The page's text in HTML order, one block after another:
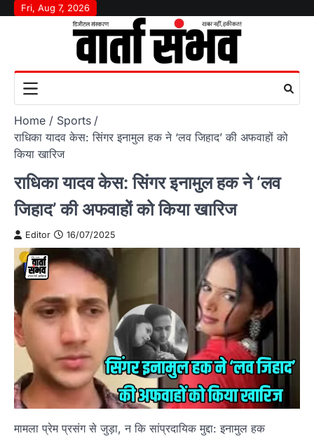
SkipFri, Aug 7, 2026
Home
Sports
राधिका यादव केस: सिंगर इनामुल हक ने ‘लव जिहाद’ की अफवाहों को
किया खारिज
राधिका यादव केस: सिंगर इनामुल हक ने ‘लव
जिहाद’ की अफवाहों को किया खारिज
Editor 16/07/2025
मामला प्रेम प्रसंग से जुड़ा, न कि सांप्रदायिक मुद्दा: इनामुल हक